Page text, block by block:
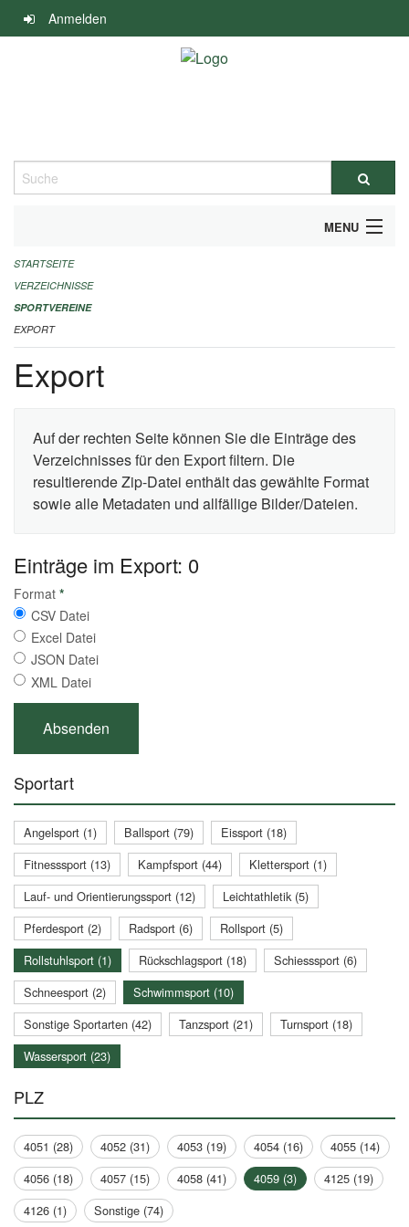
Navigation
überspringen
Anmelden
Suche
MENU
ALLGEMEINE INFORMATIONEN
FINANZIELLE UNTERSTÜTZUNG BENÖTIGT?
KONTAKT
STARTSEITE
VERZEICHNISSE
SPORTVEREINE
EXPORT
Export
Auf der rechten Seite können Sie die Einträge des
Verzeichnisses für den Export filtern. Die
resultierende Zip-Datei enthält das gewählte Format
sowie alle Metadaten und allfällige Bilder/Dateien.
Einträge im Export: 0
Format *
CSV Datei
Excel Datei
JSON Datei
XML Datei
Sportart
Angelsport (1) Ballsport (79)
Eissport (18)
Fitnesssport (13)
Kampfsport (44)
Klettersport (1)
Lauf- und Orientierungssport (12)
Leichtathletik (5)
Pferdesport (2)
Radsport (6)
Rollsport (5)
Rollstuhlsport (1)
Rückschlagsport (18)
Schiesssport (6)
Schneesport (2)
Schwimmsport (10)
Sonstige Sportarten (42)
Tanzsport (21)
Turnsport (18)
Wassersport (23)
PLZ
4051 (28) 4052 (31) 4053 (19) 4054 (16)
4055 (14)
4056 (18)
4057 (15) 4058 (41) 4059 (3)
4125 (19)
4126 (1)
Sonstige (74)